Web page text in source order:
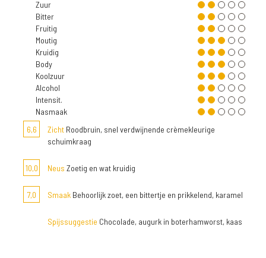
Zuur
Bitter
Fruitig
Moutig
Kruidig
Body
Koolzuur
Alcohol
Intensit.
Nasmaak
6,6
Zicht Roodbruin, snel verdwijnende crèmekleurige
schuimkraag
10,0 Neus Zoetig en wat kruidig
7,0 Smaak Behoorlijk zoet, een bittertje en prikkelend, karamel
Spijssuggestie Chocolade, augurk in boterhamworst, kaas